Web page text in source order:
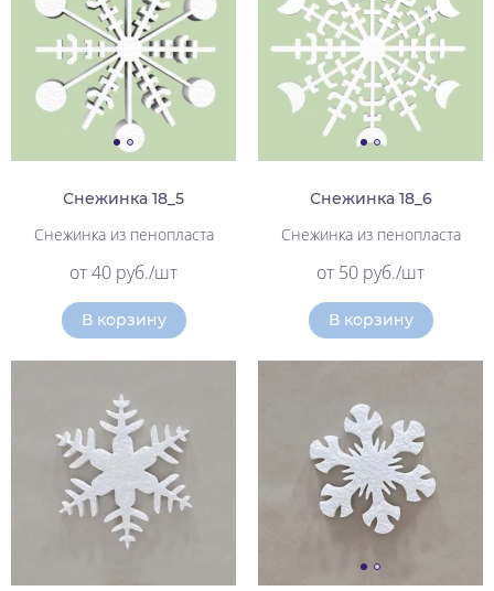
Снежинка 18_5
Снежинка из пенопласта
от 40 руб./шт
В корзину
Снежинка 18_6
Снежинка из пенопласта
от 50 руб./шт
В корзину